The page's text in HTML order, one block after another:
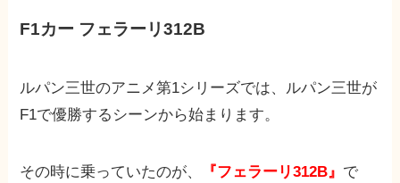
F1カー フェラーリ312B
ルパン三世のアニメ第1シリーズでは、ルパン三世が
F1で優勝するシーンから始まります。
その時に乗っていたのが、 『フェラーリ312B』 で